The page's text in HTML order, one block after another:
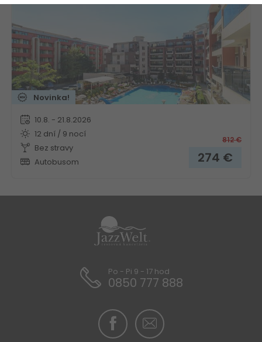
Novinka!
10.8. - 21.8.2026
12 dní / 9 nocí
Bez stravy
Autobusom
812€
274 €
Po - Pi 9 - 17 hod
0850 777 888